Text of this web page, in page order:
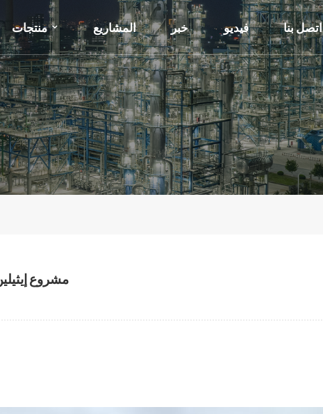
منتجات المشاريع خبر فيديو اتصل بنا
مشروع إيثيلين جليكول 1,6